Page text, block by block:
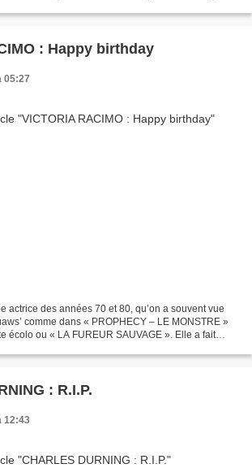
: Happy birthday
05:27
actrice des années 70 et 80, qu’on a souvent vue
comme dans « PROPHECY – LE MONSTRE »
écolo ou « LA FUREUR SAUVAGE ». Elle a fait
: R.I.P.
12:43